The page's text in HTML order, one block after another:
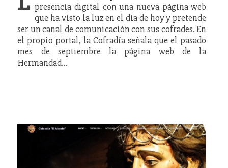
presencia digital con una nueva página web
que ha visto la luz en el día de hoy y pretende
ser un canal de comunicación con sus cofrades. En
el propio portal, la Cofradía señala que el pasado
mes de septiembre la página web de la
Hermandad…